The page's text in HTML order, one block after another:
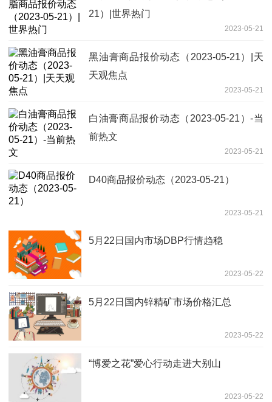
21）|世界热门
2023-05-21
黑油膏商品报价动态（2023-05-21）|天
天观焦点
2023-05-21
白油膏商品报价动态（2023-05-21）-当
前热文
2023-05-21
D40商品报价动态（2023-05-21）
2023-05-21
5月22日国内市场DBP行情趋稳
2023-05-22
5月22日国内锌精矿市场价格汇总
2023-05-22
“博爱之花”爱心行动走进大别山
2023-05-22